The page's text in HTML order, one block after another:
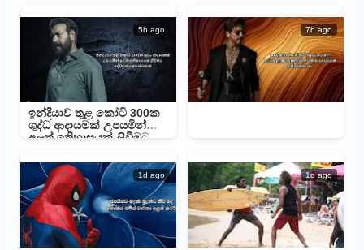
පත්වෙයි
5h ago
ඉන්දියාව තුළ කෝටි 300ක
ශුද්ධ ආදායමක් උපයමින්
අලුත් ඉතිහාසයක් ලිවීමට
7h ago
1d ago 1d ago